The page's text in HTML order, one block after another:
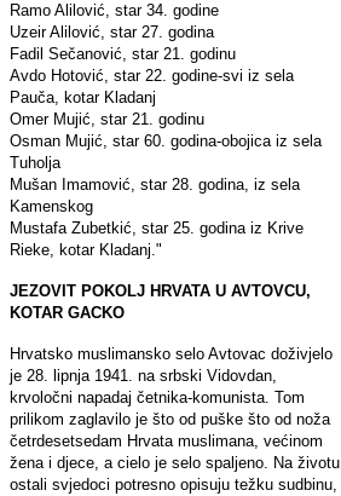
Ramo Alilović, star 34. godine
Uzeir Alilović, star 27. godina
Fadil Sečanović, star 21. godinu
Avdo Hotović, star 22. godine-svi iz sela
Pauča, kotar Kladanj
Omer Mujić, star 21. godinu
Osman Mujić, star 60. godina-obojica iz sela
Tuholja
Mušan Imamović, star 28. godina, iz sela
Kamenskog
Mustafa Zubetkić, star 25. godina iz Krive
Rieke, kotar Kladanj."
JEZOVIT POKOLJ HRVATA U AVTOVCU,
KOTAR GACKO
Hrvatsko muslimansko selo Avtovac doživjelo
je 28. lipnja 1941. na srbski Vidovdan,
krvoločni napadaj četnika-komunista. Tom
prilikom zaglavilo je što od puške što od noža
četrdesetsedam Hrvata muslimana, većinom
žena i djece, a cielo je selo spaljeno. Na životu
ostali svjedoci potresno opisuju težku sudbinu,